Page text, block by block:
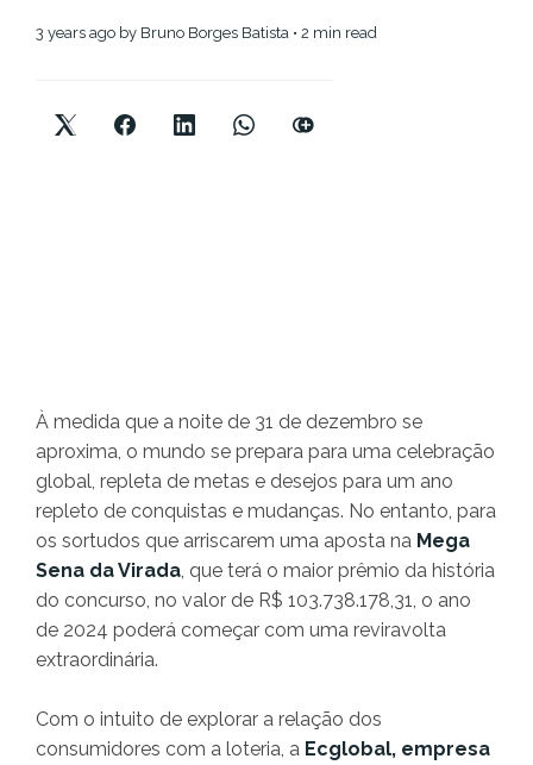
3 years ago by Bruno Borges Batista • 2 min read
À medida que a noite de 31 de dezembro se
aproxima, o mundo se prepara para uma celebração
global, repleta de metas e desejos para um ano
repleto de conquistas e mudanças. No entanto, para
os sortudos que arriscarem uma aposta na Mega
Sena da Virada, que terá o maior prêmio da história
do concurso, no valor de R$ 103.738.178,31, o ano
de 2024 poderá começar com uma reviravolta
extraordinária.
Com o intuito de explorar a relação dos
consumidores com a loteria, a Ecglobal, empresa